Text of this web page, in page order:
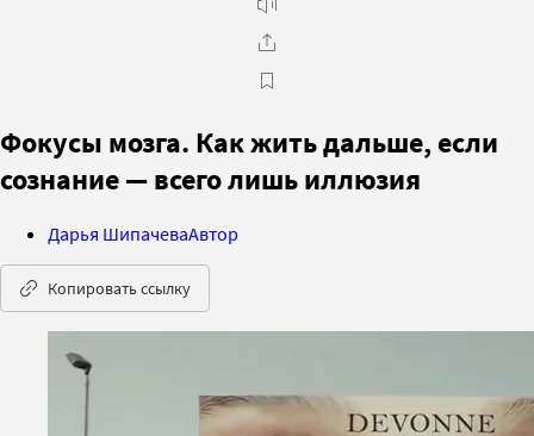
Фокусы мозга. Как жить дальше, если
сознание — всего лишь иллюзия
Дарья ШипачеваАвтор
Копировать ссылку